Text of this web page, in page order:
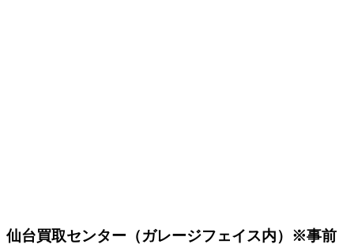
仙台買取センター（ガレージフェイス内） ※事前